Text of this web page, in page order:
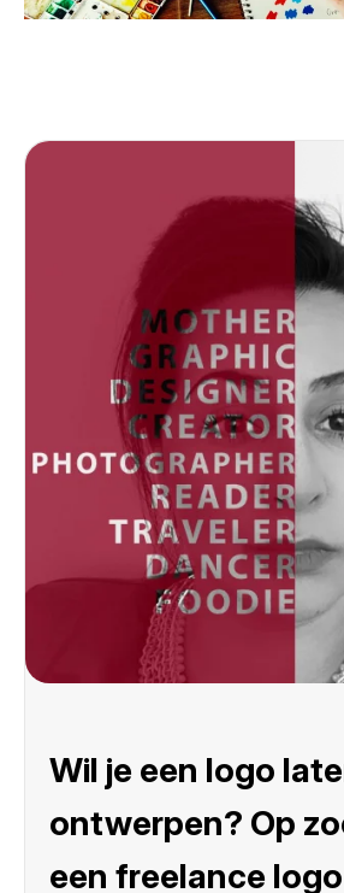
Wil je een logo
ontwerpen? Op
een freelance logo